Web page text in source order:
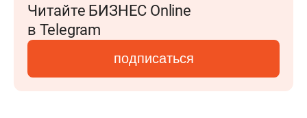
Читайте БИЗНЕС Online
в Telegram
подписаться